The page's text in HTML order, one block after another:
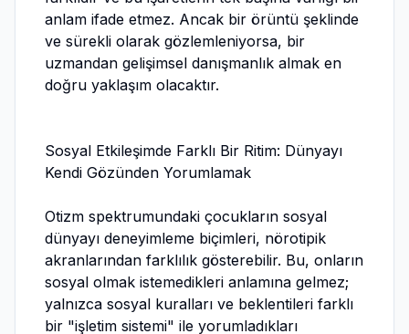
anlam ifade etmez. Ancak bir örüntü şeklinde
ve sürekli olarak gözlemleniyorsa, bir
uzmandan gelişimsel danışmanlık almak en
doğru yaklaşım olacaktır.
Sosyal Etkileşimde Farklı Bir Ritim: Dünyayı
Kendi Gözünden Yorumlamak
Otizm spektrumundaki çocukların sosyal
dünyayı deneyimleme biçimleri, nörotipik
akranlarından farklılık gösterebilir. Bu, onların
sosyal olmak istemedikleri anlamına gelmez;
yalnızca sosyal kuralları ve beklentileri farklı
bir "işletim sistemi" ile yorumladıkları